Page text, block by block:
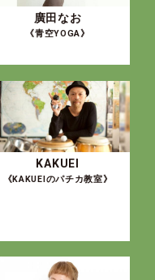
廣田なお
《青空YOGA》
KAKUEI
《KAKUEIのパチカ教室》